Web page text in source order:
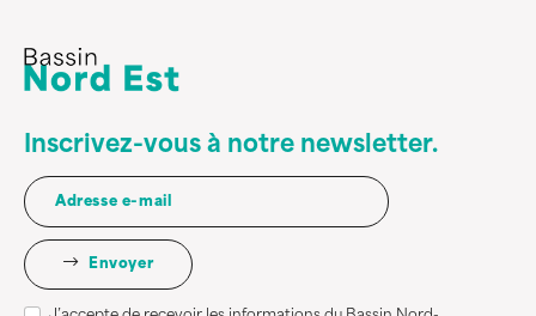
Inscrivez-vous à notre newsletter.
Envoyer